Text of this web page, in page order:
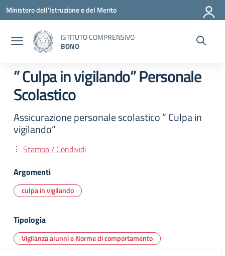
Vai ai contenuti
Vai al menu di navigazione
Vai al footer
Ministero dell'Istruzione e del Merito
ISTITUTO COMPRENSIVO
BONO
” Culpa in vigilando” Personale
Scolastico
Assicurazione personale scolastico ” Culpa in
vigilando”
Stampa / Condividi
Argomenti
culpa in vigilando
Tipologia
Vigilanza alunni e Norme di comportamento